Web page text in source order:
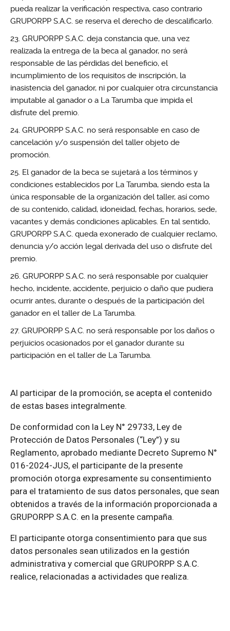
pueda realizar la verificación respectiva, caso contrario
GRUPORPP S.A.C. se reserva el derecho de descalificarlo.
GRUPORPP S.A.C. deja constancia que, una vez
realizada la entrega de la beca al ganador, no será
responsable de las pérdidas del beneficio, el
incumplimiento de los requisitos de inscripción, la
inasistencia del ganador, ni por cualquier otra circunstancia
imputable al ganador o a La Tarumba que impida el
disfrute del premio.
GRUPORPP S.A.C. no será responsable en caso de
cancelación y/o suspensión del taller objeto de
promoción.
El ganador de la beca se sujetará a los términos y
condiciones establecidos por La Tarumba, siendo esta la
única responsable de la organización del taller, así como
de su contenido, calidad, idoneidad, fechas, horarios, sede,
vacantes y demás condiciones aplicables. En tal sentido,
GRUPORPP S.A.C. queda exonerado de cualquier reclamo,
denuncia y/o acción legal derivada del uso o disfrute del
premio.
GRUPORPP S.A.C. no será responsable por cualquier
hecho, incidente, accidente, perjuicio o daño que pudiera
ocurrir antes, durante o después de la participación del
ganador en el taller de La Tarumba.
GRUPORPP S.A.C. no será responsable por los daños o
perjuicios ocasionados por el ganador durante su
participación en el taller de La Tarumba.
Al participar de la promoción, se acepta el contenido
de estas bases integralmente.
De conformidad con la Ley N° 29733, Ley de
Protección de Datos Personales (“Ley”) y su
Reglamento, aprobado mediante Decreto Supremo N°
016-2024-JUS, el participante de la presente
promoción otorga expresamente su consentimiento
para el tratamiento de sus datos personales, que sean
obtenidos a través de la información proporcionada a
GRUPORPP S.A.C. en la presente campaña.
El participante otorga consentimiento para que sus
datos personales sean utilizados en la gestión
administrativa y comercial que GRUPORPP S.A.C.
realice, relacionadas a actividades que realiza.